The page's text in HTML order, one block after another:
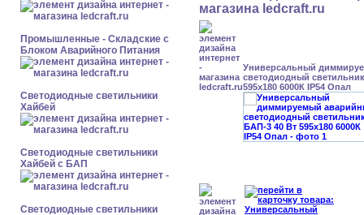
Промышленные - Складские с
Блоком Аварийного Питания
Светодиодные светильники
Хайбей
Светодиодные светильники
Хайбей с БАП
Светодиодные светильники
Универсальный
светодиодный
595x180 6000К IP54 Опал